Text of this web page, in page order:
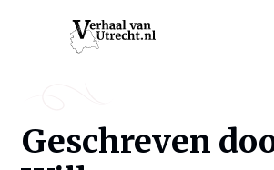
Geschreven